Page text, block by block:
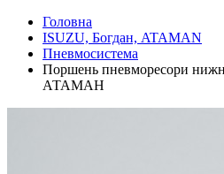
Головна
ISUZU, Богдан, ATAMAN
Пневмосистема
Поршень пневморесори
АТАМАН